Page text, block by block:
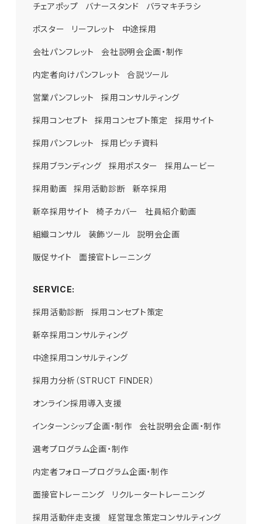
チェアポップ バナースタンド バラマキチラシ
ポスター リーフレット 中途採用
会社パンフレット 会社説明会企画・制作
内定者向けパンフレット 合説ツール
営業パンフレット 採用コンサルティング
採用コンセプト 採用コンセプト策定 採用サイト
採用パンフレット 採用ピッチ資料
採用ブランディング 採用ポスター 採用ムービー
採用動画 採用活動診断 新卒採用
新卒採用サイト 椅子カバー 社員紹介動画
組織コンサル 装飾ツール 説明会企画
販促サイト 面接官トレーニング
SERVICE:
採用活動診断 採用コンセプト策定
新卒採用コンサルティング
中途採用コンサルティング
採用力分析（STRUCT FINDER）
オンライン採用導入支援
インターンシップ企画・制作 会社説明会企画・制作
選考プログラム企画・制作
内定者フォロープログラム企画・制作
面接官トレーニング リクルータートレーニング
採用活動伴走支援 経営理念策定コンサルティング
採用WEBサイト企画・制作
採用パンフレット企画・制作
採用ムービー企画・制作
コーポレートサイト企画・制作
会社パンフレット企画・制作
STRUCT ACADEMY STRUCT CAMP
営業力強化研修 新入社員研修
経営幹部研修